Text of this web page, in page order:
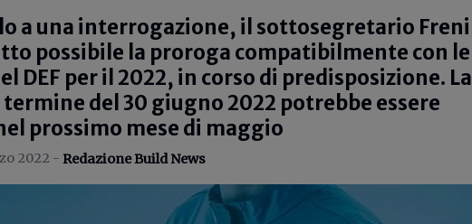
a una interrogazione, il sottosegretario Freni
possibile la proroga compatibilmente con le
DEF per il 2022, in corso di predisposizione. La
del 30 giugno 2022 potrebbe essere
prossimo mese di maggio
2022 - Redazione Build News